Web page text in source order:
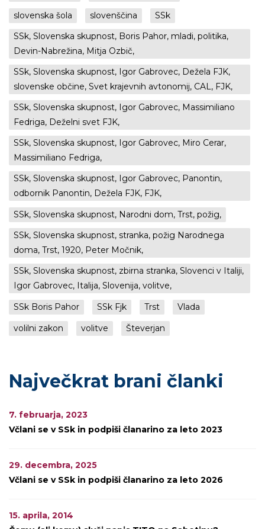
slovenska šola
slovenščina
SSk
SSk, Slovenska skupnost, Boris Pahor, mladi, politika,
Devin-Nabrežina, Mitja Ozbič,
SSk, Slovenska skupnost, Igor Gabrovec, Dežela FJK,
slovenske občine, Svet krajevnih avtonomij, CAL, FJK,
SSk, Slovenska skupnost, Igor Gabrovec, Massimiliano
Fedriga, Deželni svet FJK,
SSk, Slovenska skupnost, Igor Gabrovec, Miro Cerar,
Massimiliano Fedriga,
SSk, Slovenska skupnost, Igor Gabrovec, Panontin,
odbornik Panontin, Dežela FJK, FJK,
SSk, Slovenska skupnost, Narodni dom, Trst, požig,
SSk, Slovenska skupnost, stranka, požig Narodnega
doma, Trst, 1920, Peter Močnik,
SSk, Slovenska skupnost, zbirna stranka, Slovenci v Italiji,
Igor Gabrovec, Italija, Slovenija, volitve,
SSk Boris Pahor
SSk Fjk Trst
Vlada
volilni zakon
volitve Števerjan
Največkrat brani članki
7. februarja, 2023
Včlani se v SSk in podpiši članarino za leto 2023
29. decembra, 2025
Včlani se v SSk in podpiši članarino za leto 2026
15. aprila, 2014